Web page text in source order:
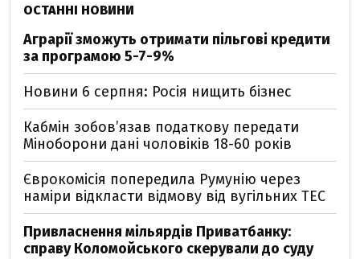
ОСТАННІ НОВИНИ
Аграрії зможуть отримати пільгові кредити
за програмою 5-7-9%
Новини 6 серпня: Росія нищить бізнес
Кабмін зобовʼязав податкову передати
Міноборони дані чоловіків 18-60 років
Єврокомісія попередила Румунію через
наміри відкласти відмову від вугільних ТЕС
Привласнення мільярдів Приватбанку:
справу Коломойського скерували до суду